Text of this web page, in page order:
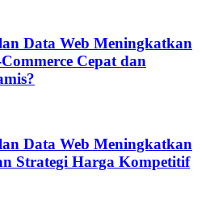
Data Web Meningkatkan
Cepat dan
Data Web Meningkatkan
Strategi Harga Kompetitif